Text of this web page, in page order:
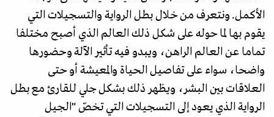
الأكمل. ونتعرف من خلال بطل الرواية والتسجيلات التي
يقوم بها لما حوله على شكل ذلك العالم الذي أصبح مختلفا
تماما عن العالم الراهن، ويبدو فيه تأثير الآلة وحضورها
واضحا، سواء على تفاصيل الحياة والمعيشة أو حتى
العلاقات بين البشر، ويظهر ذلك بشكل جلي للقارئ مع بطل
الرواية الذي يعود إلى التسجيلات التي تخصّ "الجيل